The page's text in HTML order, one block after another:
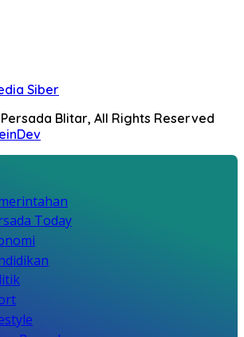
Siber
Blitar, All Rights Reserved
Today